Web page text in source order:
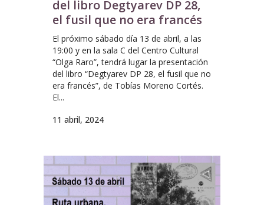
del libro Degtyarev DP 28,
el fusil que no era francés
El próximo sábado día 13 de abril, a las
19:00 y en la sala C del Centro Cultural
“Olga Raro”, tendrá lugar la presentación
del libro “Degtyarev DP 28, el fusil que no
era francés”, de Tobías Moreno Cortés.
El...
11 abril, 2024